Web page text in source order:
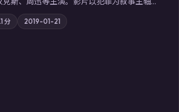
一封匿名信彻底打破；摄影与配乐强化地域气
国产免费观看高清电视剧在线看」延展检索
分 2019-01-21